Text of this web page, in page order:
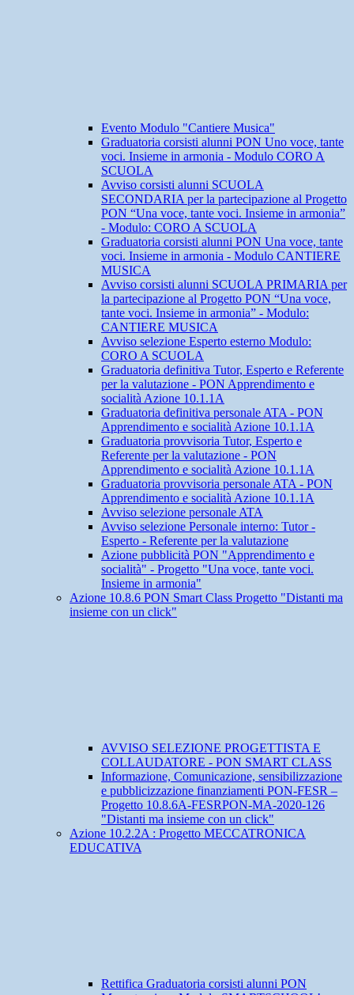
Evento Modulo "Cantiere Musica"
Graduatoria corsisti alunni PON Uno voce, tante
voci. Insieme in armonia - Modulo CORO A
SCUOLA
Avviso corsisti alunni SCUOLA
SECONDARIA per la partecipazione al Progetto
PON “Una voce, tante voci. Insieme in armonia”
- Modulo: CORO A SCUOLA
Graduatoria corsisti alunni PON Una voce, tante
voci. Insieme in armonia - Modulo CANTIERE
MUSICA
Avviso corsisti alunni SCUOLA PRIMARIA per
la partecipazione al Progetto PON “Una voce,
tante voci. Insieme in armonia” - Modulo:
CANTIERE MUSICA
Avviso selezione Esperto esterno Modulo:
CORO A SCUOLA
Graduatoria definitiva Tutor, Esperto e Referente
per la valutazione - PON Apprendimento e
socialità Azione 10.1.1A
Graduatoria definitiva personale ATA - PON
Apprendimento e socialità Azione 10.1.1A
Graduatoria provvisoria Tutor, Esperto e
Referente per la valutazione - PON
Apprendimento e socialità Azione 10.1.1A
Graduatoria provvisoria personale ATA - PON
Apprendimento e socialità Azione 10.1.1A
Avviso selezione personale ATA
Avviso selezione Personale interno: Tutor -
Esperto - Referente per la valutazione
Azione pubblicità PON "Apprendimento e
socialità" - Progetto "Una voce, tante voci.
Insieme in armonia"
Azione 10.8.6 PON Smart Class Progetto "Distanti ma
insieme con un click"
AVVISO SELEZIONE PROGETTISTA E
COLLAUDATORE - PON SMART CLASS
Informazione, Comunicazione, sensibilizzazione
e pubblicizzazione finanziamenti PON-FESR –
Progetto 10.8.6A-FESRPON-MA-2020-126
"Distanti ma insieme con un click"
Azione 10.2.2A : Progetto MECCATRONICA
EDUCATIVA
Rettifica Graduatoria corsisti alunni PON